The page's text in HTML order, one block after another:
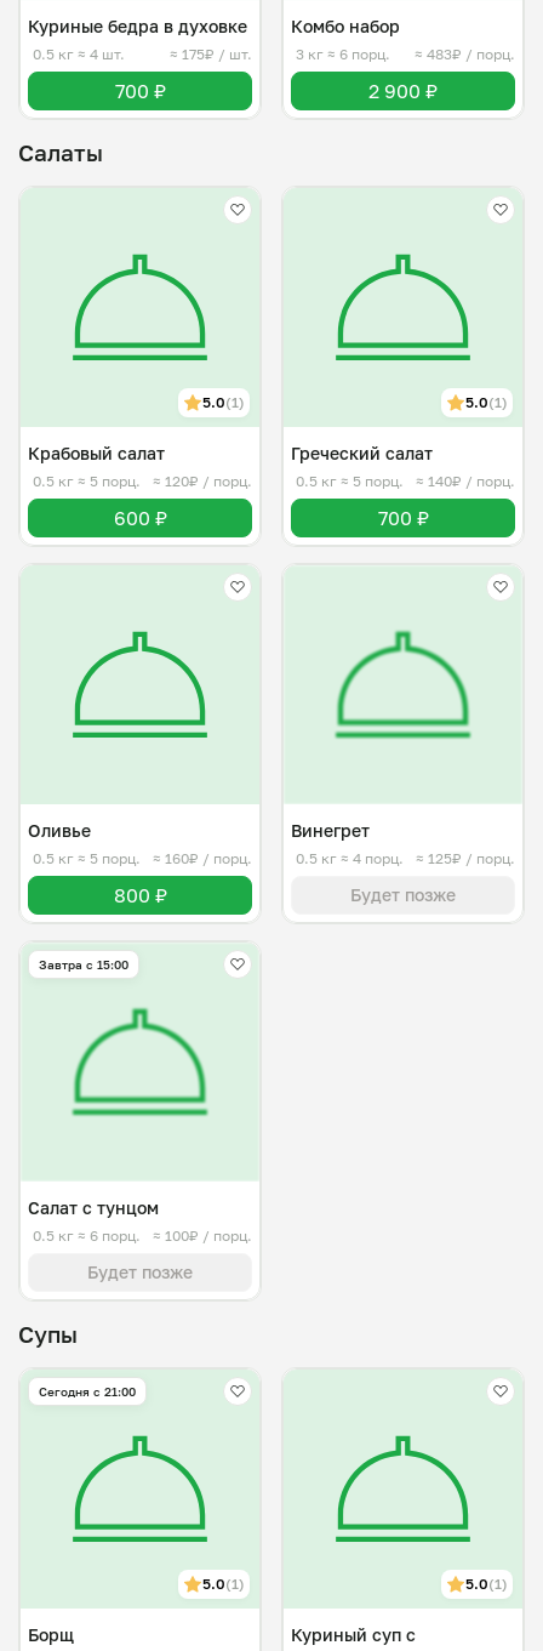
Куриные бедра в духовке
0.5 кг ≈ 4 шт. ≈ 175₽ / шт.
700 ₽
Комбо набор
3 кг ≈ 6 порц. ≈ 483₽ / порц.
2 900 ₽
Салаты
5.0(1)
Крабовый салат
0.5 кг ≈ 5 порц. ≈ 120₽ / порц.
600 ₽
5.0(1)
Греческий салат
0.5 кг ≈ 5 порц. ≈ 140₽ / порц.
700 ₽
Оливье
0.5 кг ≈ 5 порц. ≈ 160₽ / порц.
800 ₽
Винегрет
0.5 кг ≈ 4 порц. ≈ 125₽ / порц.
Будет позже
Завтра c 15:00
Салат с тунцом
0.5 кг ≈ 6 порц. ≈ 100₽ / порц.
Будет позже
Супы
Сегодня с 21:00
5.0(1)
Борщ
5.0(1)
Куриный суп с